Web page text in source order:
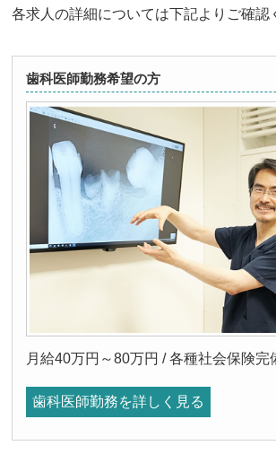
各求人の詳細については下記よりご確認
歯科医師勤務希望の方
月給40万円～80万円 / 各種社会保険完
歯科医師勤務を詳しく見る